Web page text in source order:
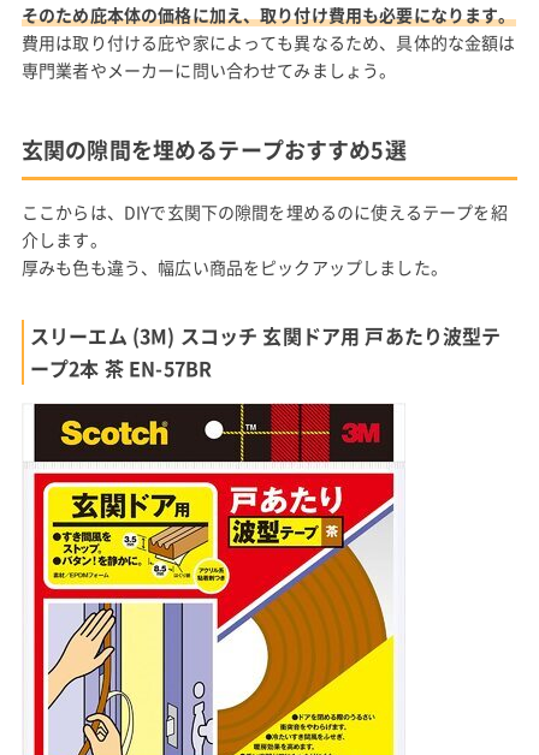
そのため庇本体の価格に加え、取り付け費用も必要になります。
費用は取り付ける庇や家によっても異なるため、具体的な金額は
専門業者やメーカーに問い合わせてみましょう。
玄関の隙間を埋めるテープおすすめ5選
ここからは、DIYで玄関下の隙間を埋めるのに使えるテープを紹
介します。
厚みも色も違う、幅広い商品をピックアップしました。
スリーエム (3M) スコッチ 玄関ドア用 戸あたり波型テ
ープ2本 茶 EN-57BR